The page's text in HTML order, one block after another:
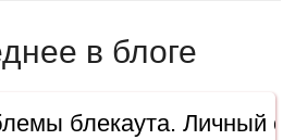
в блоге
блекаута. Личный